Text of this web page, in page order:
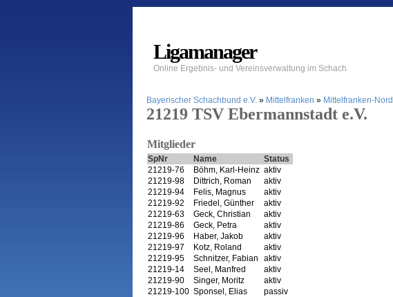
Ligamanager
Online Ergebnis- und Vereinsverwaltung im Schach
Bayerischer Schachbund e.V. » Mittelfranken » Mittelfranken-Nord
21219 TSV Ebermannstadt e.V.
Mitglieder
SpNr Name
Status
21219-76
Böhm, Karl-Heinz aktiv
21219-98
Dittrich, Roman
aktiv
21219-94
Felis, Magnus
aktiv
21219-92
Friedel, Günther
aktiv
21219-63
Geck, Christian
aktiv
21219-86
Geck, Petra
aktiv
21219-96
Haber, Jakob
aktiv
21219-97
Kotz, Roland
aktiv
21219-95
Schnitzer, Fabian
aktiv
21219-14
Seel, Manfred
aktiv
21219-90
Singer, Moritz
aktiv
21219-100 Sponsel, Elias passiv